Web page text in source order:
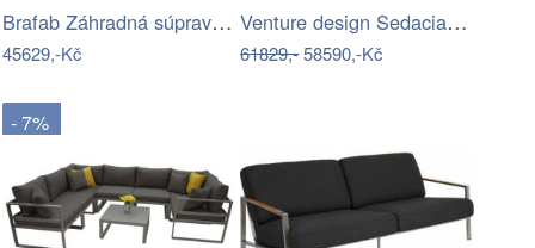
Brafab Záhradná súprava PALLEJA Mdum
45629,-Kč
Venture design Sedacia súprava BRASILIA…
61829,-58590,-Kč
- 7%